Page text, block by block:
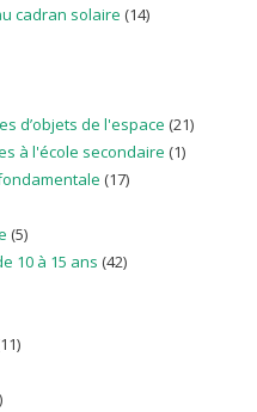
cadran solaire (14)
d’objets de l'espace (21)
à l'école secondaire (1)
(17)
(5)
10 à 15 ans (42)